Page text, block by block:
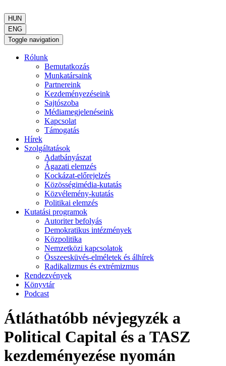
HUN
ENG
Toggle navigation
Rólunk
Bemutatkozás
Munkatársaink
Partnereink
Kezdeményezéseink
Sajtószoba
Médiamegjelenéseink
Kapcsolat
Támogatás
Hírek
Szolgáltatások
Adatbányászat
Ágazati elemzés
Kockázat-előrejelzés
Közösségimédia-kutatás
Közvélemény-kutatás
Politikai elemzés
Kutatási programok
Autoriter befolyás
Demokratikus intézmények
Közpolitika
Nemzetközi kapcsolatok
Összeesküvés-elméletek és álhírek
Radikalizmus és extrémizmus
Rendezvények
Könyvtár
Podcast
Átláthatóbb névjegyzék a
Political Capital és a TASZ
kezdeményezése nyomán